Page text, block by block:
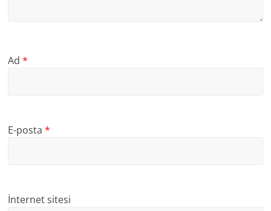
Ad*
E-posta*
İnternet sitesi